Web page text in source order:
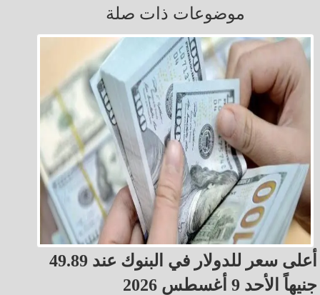
موضوعات ذات صلة
أعلى سعر للدولار في البنوك عند 49.89
جنيهاً الأحد 9 أغسطس 2026